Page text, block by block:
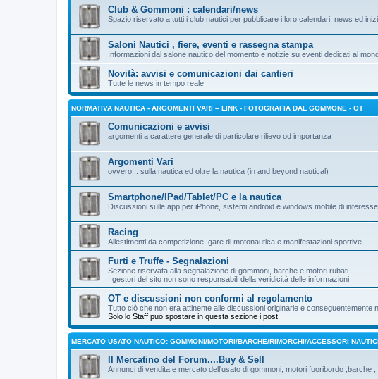
Club & Gommoni : calendari/news
Spazio riservato a tutti i club nautici per pubblicare i loro calendari, news ed
Saloni Nautici , fiere, eventi e rassegna stampa
Informazioni dal salone nautico del momento e notizie su eventi dedicati al
Novità: avvisi e comunicazioni dai cantieri
Tutte le news in tempo reale
NORMATIVA NAUTICA - ARGOMENTI VARI – LINK - FOTOGRAFIA DAL GOMMONE - OT
Comunicazioni e avvisi
argomenti a carattere generale di particolare rilievo od importanza
Argomenti Vari
ovvero... sulla nautica ed oltre la nautica (in and beyond nautical)
Smartphone/IPad/Tablet/PC e la nautica
Discussioni sulle app per iPhone, sistemi android e windows mobile di
Racing
Allestimenti da competizione, gare di motonautica e manifestazioni sportive
Furti e Truffe - Segnalazioni
Sezione riservata alla segnalazione di gommoni, barche e motori rubati.
I gestori del sito non sono responsabili della veridicità delle informazioni
OT e discussioni non conformi al regolamento
Tutto ciò che non era attinente alle discussioni originarie e conseguentemente
Solo lo Staff può spostare in questa sezione i post
MERCATO USATO NAUTICO: GOMMONI/MOTORI/BARCHE/RIMORCHI/ACCESSORI
Il Mercatino del Forum....Buy & Sell
Annunci di vendita e mercato dell'usato di gommoni, motori fuoribordo ,barche